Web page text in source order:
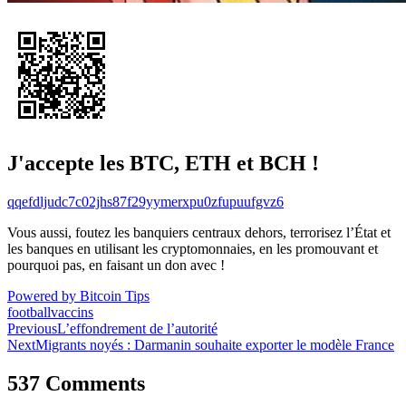
J'accepte les BTC, ETH et BCH !
qqefdljudc7c02jhs87f29yymerxpu0zfupuufgvz6
Vous aussi, foutez les banquiers centraux dehors, terrorisez l’État et
les banques en utilisant les cryptomonnaies, en les promouvant et
pourquoi pas, en faisant un don avec !
Powered by Bitcoin Tips
footballvaccins
Navigation
de
l’article
PreviousL’effondrement de l’autorité
NextMigrants noyés : Darmanin souhaite exporter le modèle France
537 Comments